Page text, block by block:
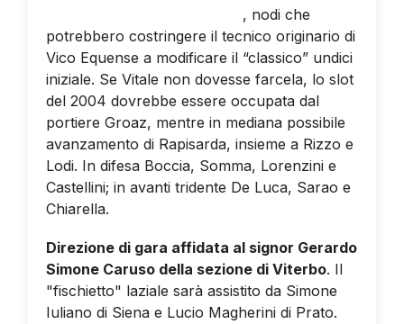
, nodi che
potrebbero costringere il tecnico originario di
Vico Equense a modificare il “classico” undici
iniziale. Se Vitale non dovesse farcela, lo slot
del 2004 dovrebbe essere occupata dal
portiere Groaz, mentre in mediana possibile
avanzamento di Rapisarda, insieme a Rizzo e
Lodi. In difesa Boccia, Somma, Lorenzini e
Castellini; in avanti tridente De Luca, Sarao e
Chiarella.
Direzione di gara affidata al signor Gerardo
Simone Caruso della sezione di Viterbo. Il
"fischietto" laziale sarà assistito da Simone
Iuliano di Siena e Lucio Magherini di Prato.